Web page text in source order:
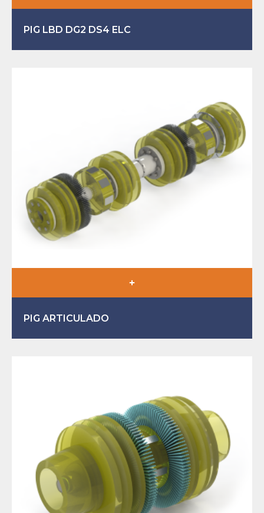
PIG LBD DG2 DS4 ELC
PIG ARTICULADO